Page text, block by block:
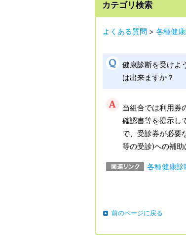
カテゴリ検索
よくある質問 > 各種健
健康診断を受けよ
は出来ますか？
当組合では利用券
確認書等を提示し
で、受診券が必要
等の受診)への補助
各種健康診
前のページに戻る